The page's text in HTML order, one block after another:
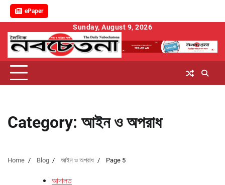
ePaper
content
Sunday, August 9, 2026
Category: আইন ও অপরাধ
Home Blog আইন ও অপরাধ Page 5
আদালত